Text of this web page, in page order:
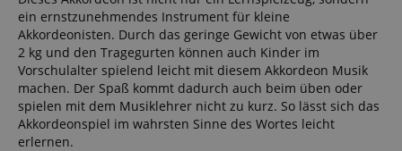
ein ernstzunehmendes Instrument für kleine
Akkordeonisten. Durch das geringe Gewicht von etwas über
2 kg und den Tragegurten können auch Kinder im
Vorschulalter spielend leicht mit diesem Akkordeon Musik
machen. Der Spaß kommt dadurch auch beim üben oder
spielen mit dem Musiklehrer nicht zu kurz. So lässt sich das
Akkordeonspiel im wahrsten Sinne des Wortes leicht
erlernen.